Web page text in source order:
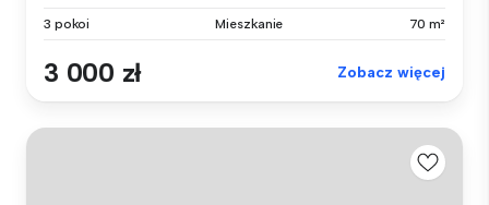
3 pokoi Mieszkanie 70 m²
3 000 zł Zobacz więcej